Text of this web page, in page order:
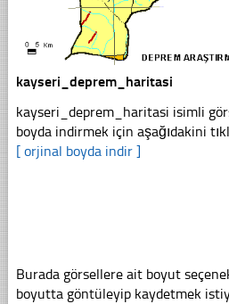
kayseri_deprem_haritasi
kayseri_deprem_haritasi isimli
boyda indirmek için aşağıdakini
[ orjinal boyda indir ]
Burada görsellere ait boyut
boyutta göntüleyip kaydetmek